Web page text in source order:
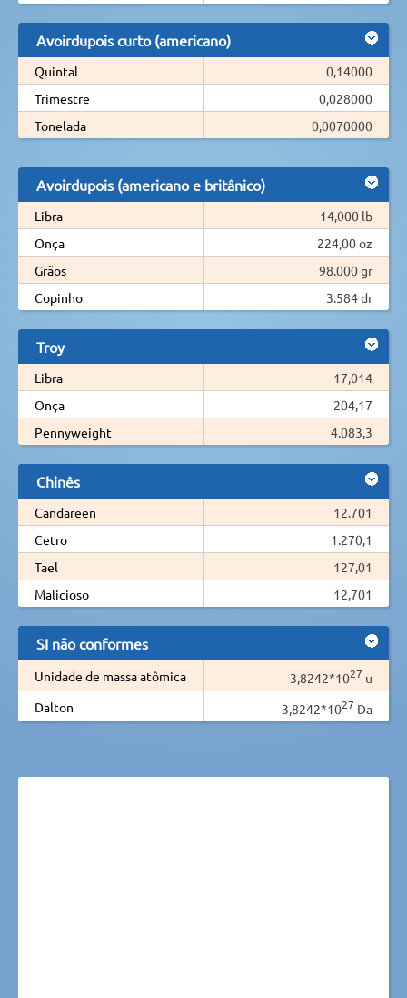
Avoirdupois curto (americano)
Quintal
0,14000
Trimestre
0,028000
Tonelada
0,0070000
Avoirdupois (americano e britânico)
Libra
14,000 lb
Onça
224,00 oz
Grãos
98.000 gr
Copinho
3.584 dr
Troy
Libra
17,014
Onça
204,17
Pennyweight
4.083,3
Chinês
Candareen
12.701
Cetro
1.270,1
Tael
127,01
Malicioso
12,701
SI não conformes
Unidade de massa atômica 3,8242*1027 u
Dalton
3,8242*1027 Da